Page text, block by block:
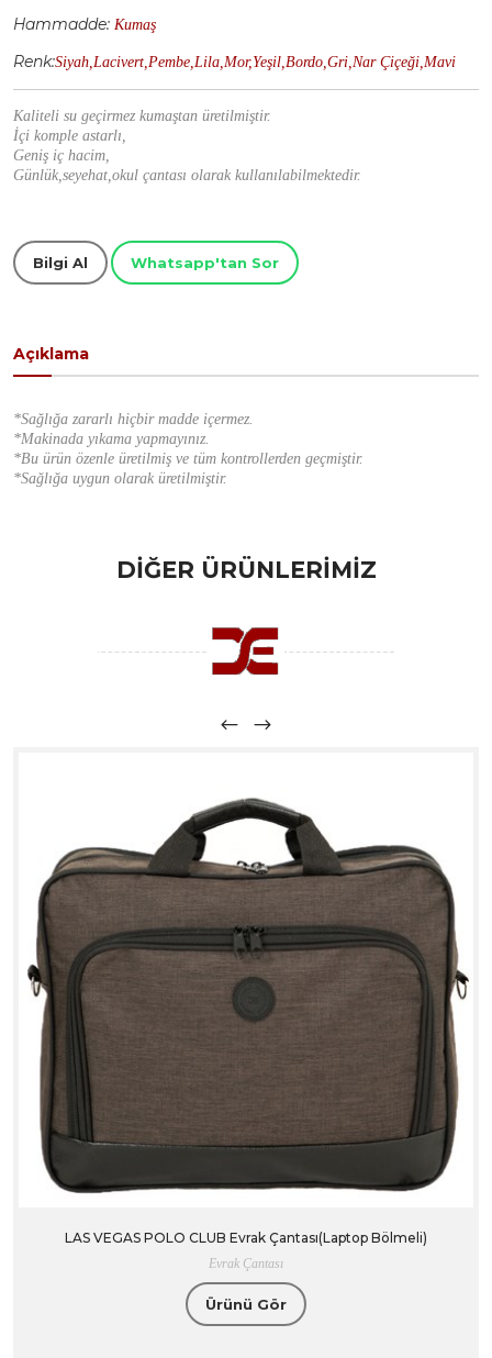
Görüntüle
Görüntüle
Görüntüle
Görüntüle
Görüntüle
Görüntüle
Görüntüle
Görüntüle
Görüntüle
Görüntüle
Hammadde: Kumaş
Renk:Siyah,Lacivert,Pembe,Lila,Mor,Yeşil,Bordo,Gri,Nar Çiçeği,Mavi
Kaliteli su geçirmez kumaştan üretilmiştir.
İçi komple astarlı,
Geniş iç hacim,
Günlük,seyehat,okul çantası olarak kullanılabilmektedir.
Bilgi Al Whatsapp'tan Sor
Açıklama
*Sağlığa zararlı hiçbir madde içermez.
*Makinada yıkama yapmayınız.
*Bu ürün özenle üretilmiş ve tüm kontrollerden geçmiştir.
*Sağlığa uygun olarak üretilmiştir.
DİĞER ÜRÜNLERİMİZ
LAS VEGAS POLO CLUB Evrak Çantası(Laptop Bölmeli)
Evrak Çantası
Ürünü Gör